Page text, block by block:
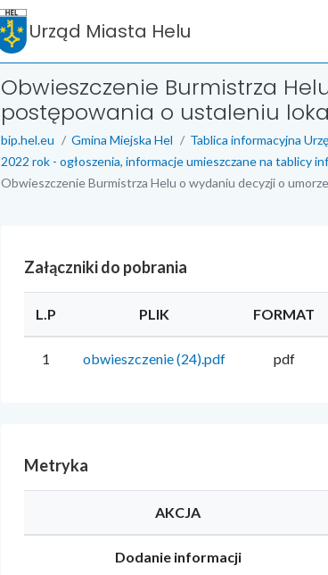
Urząd Miasta Helu
Obwieszczenie Burmistrza
postępowania o ustaleniu
bip.hel.eu Gmina Miejska Hel
Tablica informacyjna
2022 rok - ogłoszenia, informacje umieszczane na tablicy
Obwieszczenie Burmistrza Helu o wydaniu decyzji o
Załączniki do pobrania
L.P PLIK FORMAT
1 obwieszczenie (24).pdf pdf
Metryka
AKCJA
Dodanie informacji